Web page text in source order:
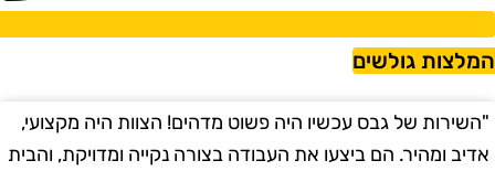
גולשים
"השירות של גבס עכשיו היה פשוט מדהים! הצוות היה מקצועי,
אדיב ומהיר. הם ביצעו את העבודה בצורה נקייה ומדויקת, והבית